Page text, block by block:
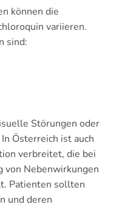
können die
variieren.
sind:
Störungen oder
Österreich ist auch
verbreitet, die bei
von Nebenwirkungen
Patienten sollten
und deren